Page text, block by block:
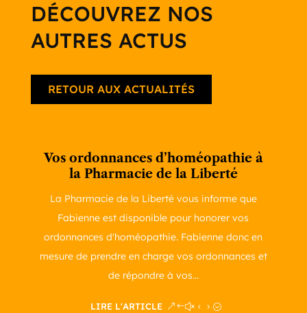
DÉCOUVREZ NOS
AUTRES ACTUS
RETOUR AUX ACTUALITÉS
Vos ordonnances d’homéopathie à
la Pharmacie de la Liberté
La Pharmacie de la Liberté vous informe que
Fabienne est disponible pour honorer vos
ordonnances d'homéopathie. Fabienne donc en
mesure de prendre en charge vos ordonnances et
de répondre à vos...
LIRE L'ARTICLE